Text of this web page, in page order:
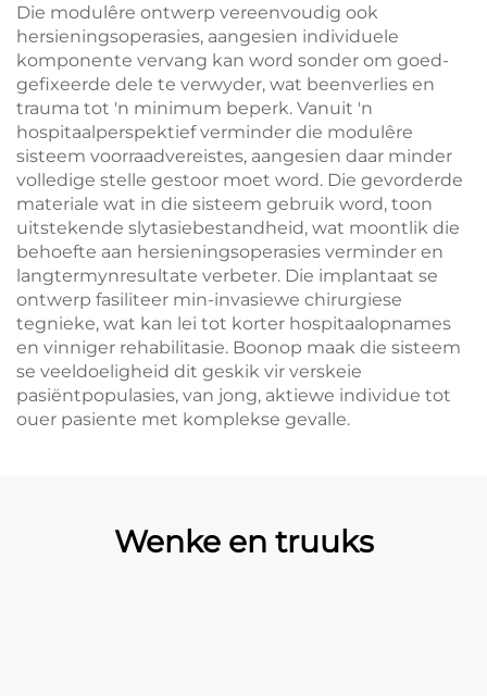
Die modulêre ontwerp vereenvoudig ook
hersieningsoperasies, aangesien individuele
komponente vervang kan word sonder om goed-
gefixeerde dele te verwyder, wat beenverlies en
trauma tot 'n minimum beperk. Vanuit 'n
hospitaalperspektief verminder die modulêre
sisteem voorraadvereistes, aangesien daar minder
volledige stelle gestoor moet word. Die gevorderde
materiale wat in die sisteem gebruik word, toon
uitstekende slytasiebestandheid, wat moontlik die
behoefte aan hersieningsoperasies verminder en
langtermynresultate verbeter. Die implantaat se
ontwerp fasiliteer min-invasiewe chirurgiese
tegnieke, wat kan lei tot korter hospitaalopnames
en vinniger rehabilitasie. Boonop maak die sisteem
se veeldoeligheid dit geskik vir verskeie
pasiëntpopulasies, van jong, aktiewe individue tot
ouer pasiente met komplekse gevalle.
Wenke en truuks